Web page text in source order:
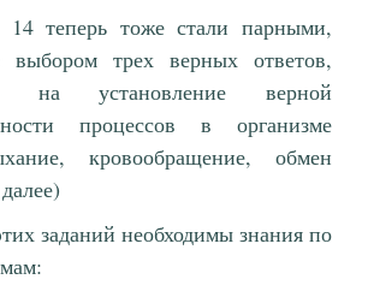
теперь тоже стали парными,
трех верных ответов,
на установление верной
процессов в организме
кровообращение, обмен
заданий необходимы знания по